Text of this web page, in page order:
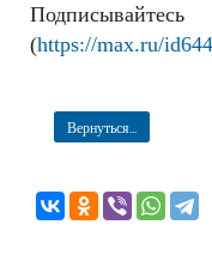
(https://max.ru/
Вернуться...